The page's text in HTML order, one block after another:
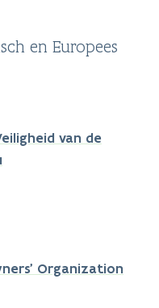
en Europees
van de
Organization